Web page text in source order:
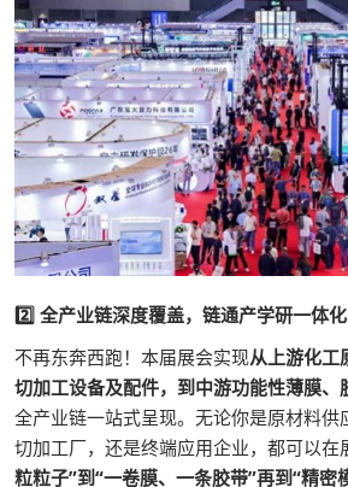
2️⃣ 全产业链深度覆盖，链通产学研一体化
不再东奔西跑！本届展会实现从上游化工
切加工设备及配件，到中游功能性薄膜、
全产业链一站式呈现。无论你是原材料供
切加工厂，还是终端应用企业，都可以在
粒粒子”到“一卷膜、一条胶带”再到“精密